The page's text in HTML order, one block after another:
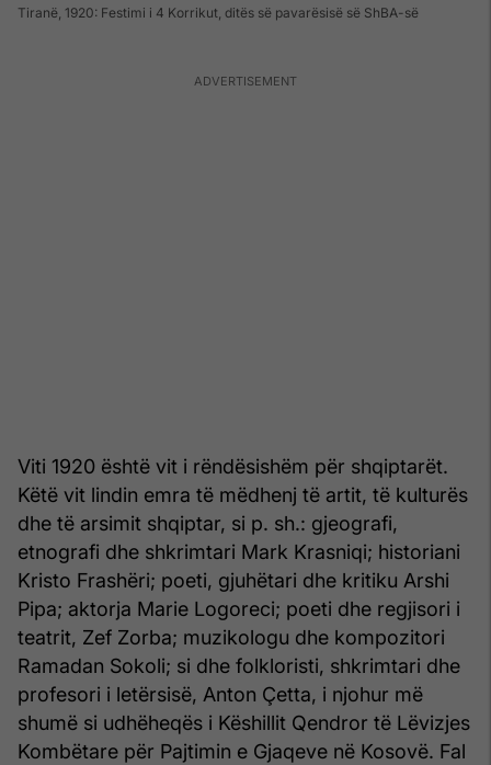
Tiranë, 1920: Festimi i 4 Korrikut, ditës së pavarësisë së ShBA-së
Viti 1920 është vit i rëndësishëm për shqiptarët.
Këtë vit lindin emra të mëdhenj të artit, të kulturës
dhe të arsimit shqiptar, si p. sh.: gjeografi,
etnografi dhe shkrimtari Mark Krasniqi; historiani
Kristo Frashëri; poeti, gjuhëtari dhe kritiku Arshi
Pipa; aktorja Marie Logoreci; poeti dhe regjisori i
teatrit, Zef Zorba; muzikologu dhe kompozitori
Ramadan Sokoli; si dhe folkloristi, shkrimtari dhe
profesori i letërsisë, Anton Çetta, i njohur më
shumë si udhëheqës i Këshillit Qendror të Lëvizjes
Kombëtare për Pajtimin e Gjaqeve në Kosovë. Fal